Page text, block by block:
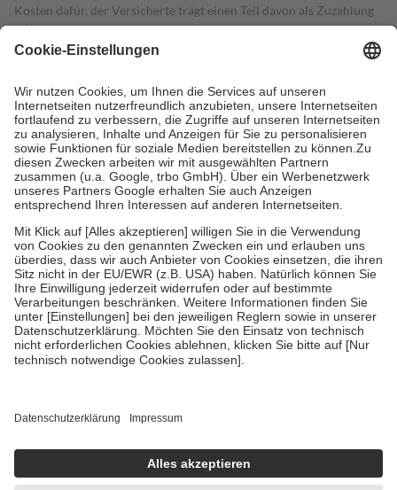
Kosten dafür, der Versicherte trägt einen Teil davon als Zuzahlung
mit.
Grundsätzlich leisten Mitglieder Zuzahlungen in Höhe von zehn
höchstens zehn Euro.
Es sind jedoch nie mehr als die tatsächlichen
Kosten der Leistung zu entrichten.
Diese Regeln gelten grundsätzlich auch für Online-Apotheken.
Bei Heilmitteln und häuslicher Krankenpflege beträgt die
Zuzahlung zehn Prozent der Kosten sowie zehn Euro je
Verordnung.
Um das Engagement der Versicherten für ihre eigene Gesundheit zu
stärken und die besondere Stellung der Familie zu unterstützen,
fallenkeine Zuzahlungenan bei:
• Kindern und Jugendlichen bis zum vollendeten 18. Lebensjahr
mit Ausnahme der Fahrkosten
• Untersuchungen zur Vorsorge und Früherkennung, die von der
GKV getragen werden
• empfohlenen Schutzimpfungen
• Harn- und Blutteststreifen
getroffen, um sicherzustellen, dass es sich um echte Bewertungen
https://help.etrusted.com/hc/de/articles/4419944605341
Einige Bilder und Inhalte wurden unter Zuhilfenahme künstlicher